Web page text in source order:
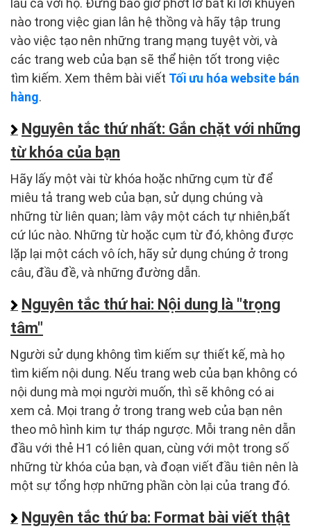
nào trong việc gian lân hệ thồng và hãy tập trung
vào việc tạo nên những trang mạng tuyệt vời, và
các trang web của bạn sẽ thể hiện tốt trong việc
tìm kiếm. Xem thêm bài viết Tối ưu hóa website bán
hàng.
Nguyên tắc thứ nhất: Gắn chặt với những
từ khóa của bạn
Hãy lấy một vài từ khóa hoặc những cụm từ để
miêu tả trang web của bạn, sử dụng chúng và
những từ liên quan; làm vậy một cách tự nhiên,bất
cứ lúc nào. Những từ hoặc cụm từ đó, không được
lặp lại một cách vô ích, hãy sử dụng chúng ở trong
câu, đầu đề, và những đường dẫn.
Nguyên tắc thứ hai: Nội dung là "trọng
tâm"
Người sử dụng không tìm kiếm sự thiết kế, mà họ
tìm kiếm nội dung. Nếu trang web của bạn không có
nội dung mà mọi người muốn, thì sẽ không có ai
xem cả. Mọi trang ở trong trang web của bạn nên
theo mô hình kim tự tháp ngược. Mỗi trang nên dẫn
đầu với thẻ H1 có liên quan, cùng với một trong số
những từ khóa của bạn, và đoạn viết đầu tiên nên là
một sự tổng hợp những phần còn lại của trang đó.
Nguyên tắc thứ ba: Format bài viết thật